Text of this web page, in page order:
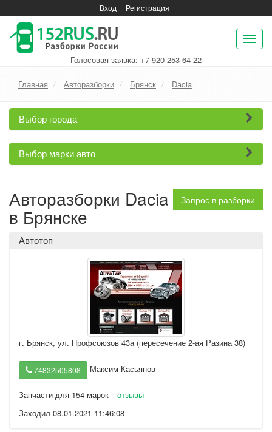
Вход | Регистрация
Голосовая заявка: +7-920-253-64-22
Главная Авторазборки Брянск Dacia
Выбор города
Выбор марки авто
Запрос в разборки
Авторазборки Dacia
в Брянске
Автотоп
г. Брянск, ул. Профсоюзов 43а (пересечение 2-ая Разина 38)
74832505808 Максим Касьянов
Запчасти для 154 марок
отзывы
Заходил 08.01.2021 11:46:08